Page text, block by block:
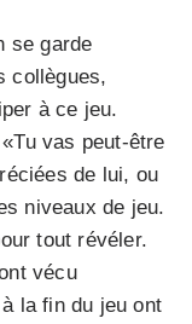
se garde
collègues,
à ce jeu.
vas peut-être
de lui, ou
niveaux de jeu.
tout révéler.
vécu
la fin du jeu ont